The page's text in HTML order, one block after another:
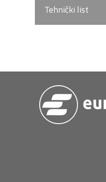
Tehnički list